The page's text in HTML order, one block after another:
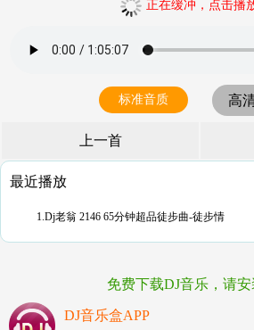
正在缓冲，点击播
标准音质 高
上一首
最近播放
1.Dj老翁 2146 65分钟超品徒步曲-徒步情
免费下载DJ音乐，请安
DJ音乐盒APP